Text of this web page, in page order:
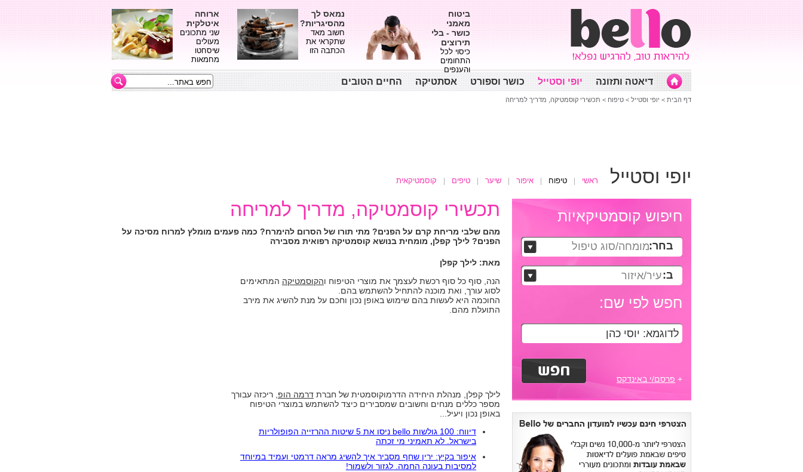
ביטוח
מאמני
כושר - בלי
תירוצים
כיסוי לכל
התחומים
והענפים
נמאס לך
מהסיגריות?
חשוב מאד
שתקראי את
הכתבה הזו
ארוחה
איטלקית
שני מתכונים
מעולים
שיסחטו
מחמאות
דיאטה ותזונה יופי וסטייל כושר וספורט אסתטיקה החיים הטובים
דף הבית > יופי וסטייל > טיפוח > תכשירי קוסמטיקה, מדריך למריחה
יופי וסטייל ראשי טיפוח איפור שיער טיפים קוסמטיקאית
חיפוש קוסמטיקאיות
בחר:מומחה/סוג טיפול
ב:עיר/איזור
חפש לפי שם:
+ פרסם/י באינדקס
תכשירי קוסמטיקה, מדריך למריחה
מהם שלבי מריחת קרם על הפנים? מתי תורו של הסרום להימרח? כמה פעמים מומלץ למרוח מסיכה על
הפנים? לילך קפלן, מומחית בנושא קוסמטיקה רפואית מסבירה
מאת: לילך קפלן
הנה, סוף כל סוף רכשת לעצמך את מוצרי הטיפוח והקוסמטיקה המתאימים
לסוג עורך, ואת מוכנה להתחיל להשתמש בהם.
החוכמה היא לעשות בהם שימוש באופן נכון וחכם על מנת להשיג את מירב
התועלת מהם.
לילך קפלן, מנהלת היחידה הדרמוקוסמטית של חברת דרמה הופ , ריכזה עבורך
מספר כללים מנחים וחשובים שמסבירים כיצד להשתמש במוצרי הטיפוח
באופן נכון ויעיל...
דיווח: 100 גולשות bello ניסו את 5 שיטות ההרזייה הפופולריות
בישראל. לא תאמיני מי זכתה
איפור בקיץ: ירין שחף מסביר איך להשיג מראה דרמטי ועמיד במיוחד
למסיבות בעונה החמה. לגזור ולשמור!